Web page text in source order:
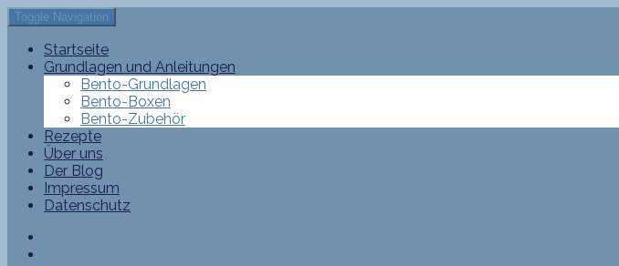
Toggle Navigation
Startseite
Grundlagen und Anleitungen
Bento-Grundlagen
Bento-Boxen
Bento-Zubehör
Rezepte
Über uns
Der Blog
Impressum
Datenschutz